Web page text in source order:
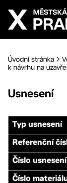
Přejít na
Úvodní stránka
k návrhu na
Usnesení
Typ usnesení
Referenční
Číslo usnesení
Číslo